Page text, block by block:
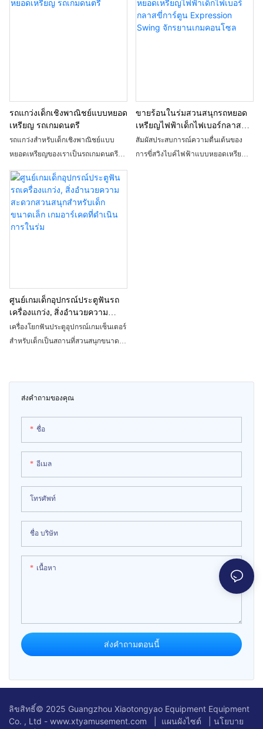
ส่งคำถามของคุณ
ชื่อ
อีเมล
โทรศัพท์
ชื่อ บริษัท
เนื้อหา
ส่งคำถามตอนนี้
วิดีโอเกมประกอบด้วยเกมแบบโต้ตอบ
สำหรับการสร้างช่วงเวลาที่สนุกสนาน
สำหรับเด็กทุกวัย ผลิตภัณฑ์เหล่านี้รับ
รถแกว่งเด็กเชิงพาณิชย์แบบหยอด
เหรียญ รถเกมดนตรี
รถแกว่งสำหรับเด็กเชิงพาณิชย์แบบ
หยอดเหรียญของเราเป็นรถเกมดนตรีที่
สนุกกับการขี่ รถแกว่งคันนี้มีสีสันสดใส
ดนตรีที่ไพเราะ และฟังก์ชั่นแบบโต้ตอบ
ช่วยให้เด็กๆ สนุกสนานไปกับความสุข
ขายร้อนในร่มสวนสนุกรถหยอด
เหรียญไฟฟ้าเด็กไฟเบอร์กลาสขี่
การ์ตูน Expression Swing
จักรยานเกมคอนโซล
สัมผัสประสบการณ์ความตื่นเต้นของ
การขี่สวิงไบค์ไฟฟ้าแบบหยอดเหรียญ
ศูนย์เกมเด็กอุปกรณ์ประตูฟันรถ
เครื่องแกว่ง, สิ่งอำนวยความ
สะดวกสวนสนุกสำหรับเด็กขนาด
เล็ก เกมอาร์เคดที่ดำเนินการใน
เครื่องโยกฟันประตูอุปกรณ์เกมเซ็นเตอร์
สำหรับเด็กเป็นสถานที่สวนสนุกขนาด
คอนโซลแบบหยอดเหรียญนี้มอบ
ประสบการณ์การโต้ตอบที่สนุกสนานให้
อันน่าจดจำในศูนย์เกม
ลิขสิทธิ์© 2025 Guangzhou Xiaotongyao Equipment Equipment
Co. , Ltd - www.xtyamusement.com |
แผนผังไซต์
นโยบาย